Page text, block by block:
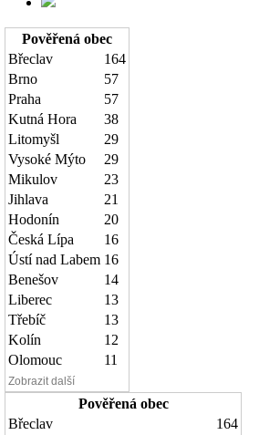
Pověřená obec
Břeclav
164
Brno
57
Praha
57
Kutná Hora
38
Litomyšl
29
Vysoké Mýto
29
Mikulov
23
Jihlava
21
Hodonín
20
Česká Lípa
16
Ústí nad Labem 16
Benešov
14
Liberec
13
Třebíč
13
Kolín
12
Olomouc
11
Zobrazit další
Pověřená obec
Břeclav
164